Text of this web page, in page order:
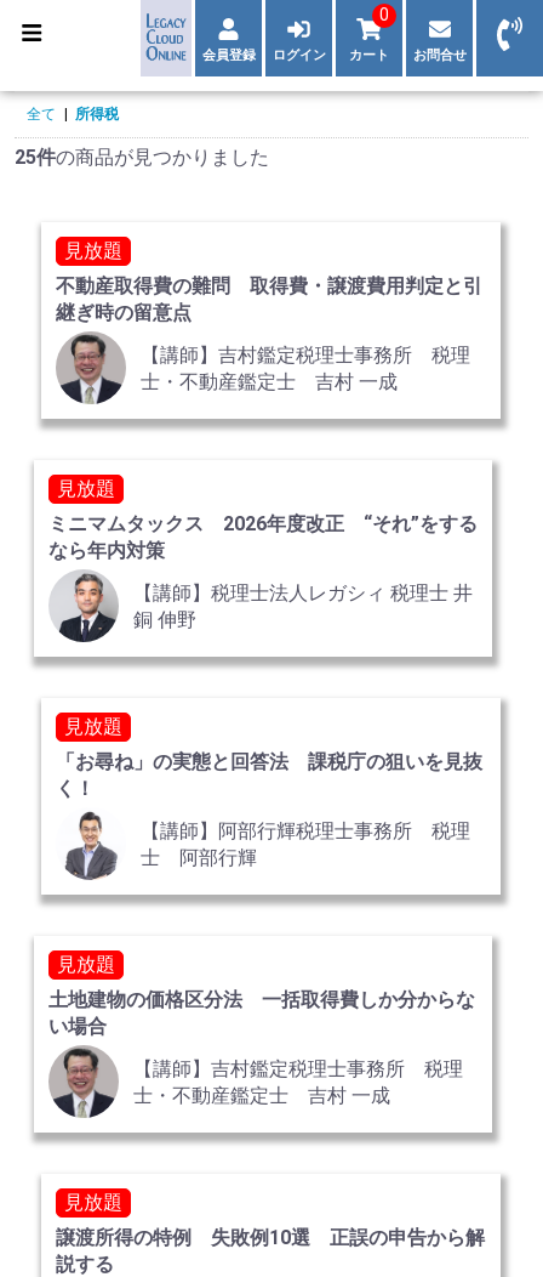
会員登録 ログイン カート
0
お問合せ
全て 所得税
25件の商品が見つかりました
見放題
不動産取得費の難問 取得費・譲渡費用判定と引
継ぎ時の留意点
【講師】吉村鑑定税理士事務所 税理
士・不動産鑑定士 吉村 一成
見放題
ミニマムタックス 2026年度改正 “それ”をする
なら年内対策
【講師】税理士法人レガシィ 税理士 井
銅 伸野
見放題
「お尋ね」の実態と回答法 課税庁の狙いを見抜
く！
【講師】阿部行輝税理士事務所 税理
士 阿部行輝
見放題
土地建物の価格区分法 一括取得費しか分からな
い場合
【講師】吉村鑑定税理士事務所 税理
士・不動産鑑定士 吉村 一成
見放題
譲渡所得の特例 失敗例10選 正誤の申告から解
説する